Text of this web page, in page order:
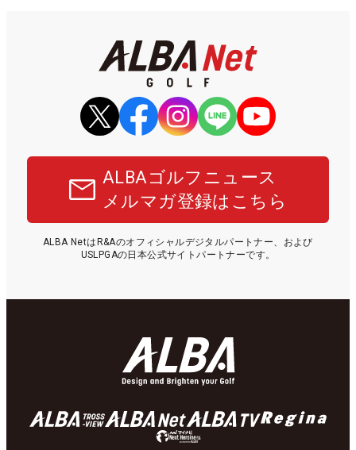
ALBAゴルフニュース
メルマガ登録はこちら
ALBA NetはR&Aのオフィシャルデジタルパートナー、および
USLPGAの日本公式サイトパートナーです。